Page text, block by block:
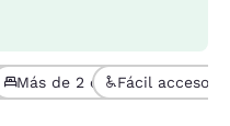
(7)
Más de 2 camas (2)Fácil acceso (1)